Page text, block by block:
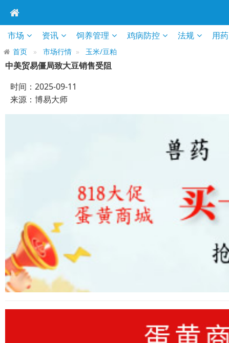
市场 资讯 饲养管理 鸡病防控 法规 用药
首页 市场行情 玉米/豆粕
中美贸易僵局致大豆销售受阻
时间：2025-09-11
来源：博易大师